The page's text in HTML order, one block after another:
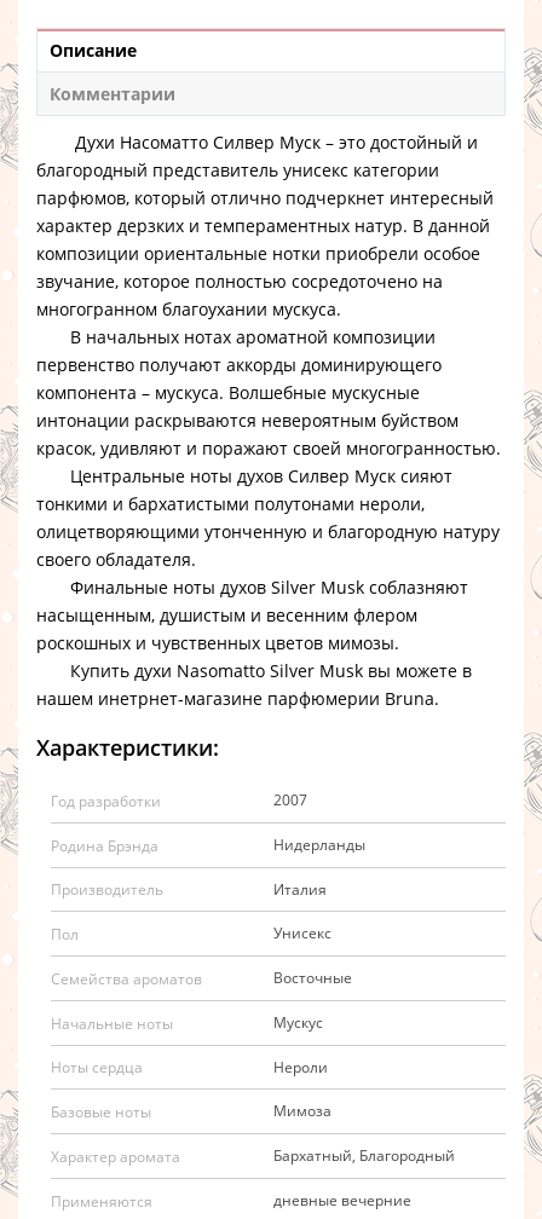
Описание
Комментарии
Духи Насоматто Силвер Муск – это достойный и
благородный представитель унисекс категории
парфюмов, который отлично подчеркнет интересный
характер дерзких и темпераментных натур. В данной
композиции ориентальные нотки приобрели особое
звучание, которое полностью сосредоточено на
многогранном благоухании мускуса.
В начальных нотах ароматной композиции
первенство получают аккорды доминирующего
компонента – мускуса. Волшебные мускусные
интонации раскрываются невероятным буйством
красок, удивляют и поражают своей многогранностью.
Центральные ноты духов Силвер Муск сияют
тонкими и бархатистыми полутонами нероли,
олицетворяющими утонченную и благородную натуру
своего обладателя.
Финальные ноты духов Silver Musk соблазняют
насыщенным, душистым и весенним флером
роскошных и чувственных цветов мимозы.
Купить духи Nasomatto Silver Musk вы можете в
нашем инетрнет-магазине парфюмерии Bruna.
Характеристики:
Год разработки 2007
Родина Брэнда Нидерланды
Производитель Италия
Пол Унисекс
Семейства ароматов Восточные
Начальные ноты Мускус
Ноты сердца Нероли
Базовые ноты Мимоза
Характер аромата Бархатный, Благородный
Применяются дневные вечерние